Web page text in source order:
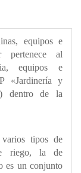
equipos e
pertenece al
equipos e
«Jardinería y
dentro de la
tipos de
riego, la de
es un conjunto